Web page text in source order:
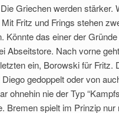
Griechen werden stärker.
Fritz und Frings stehen
Könnte das einer der
Abseitstore. Nach vorne
ein, Borowski für
gedoppelt oder von
ohnehin nie der Typ
Bremen spielt im Prinzip